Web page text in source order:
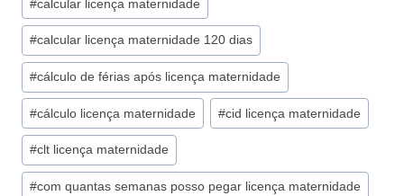
#calcular licença maternidade
#calcular licença maternidade 120 dias
#cálculo de férias após licença maternidade
#cálculo licença maternidade #cid licença maternidade
#clt licença maternidade
#com quantas semanas posso pegar licença maternidade